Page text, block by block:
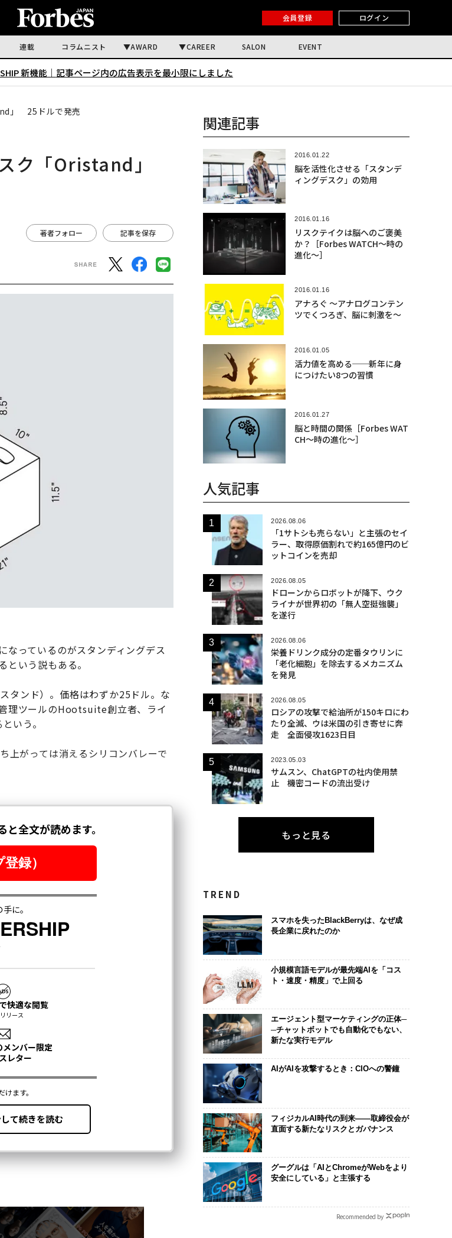
会員登録 ログイン
連載 コラムニスト AWARD CAREER SALON EVENT
新機能｜ 記事ページ内の広告表示を最小限にしました
」 25ドルで発売
スク「Oristand」
著者フォロー 記事を保存
なっているのがスタンディングデス
いう説もある。
タンド）。価格はわずか25ドル。な
理ツールのHootsuite創立者、ライ
いう。
上がっては消えるシリコンバレーで
関連記事
2016.01.22
脳を活性化させる「スタンデ
ィングデスク」の効用
2016.01.16
リスクテイクは脳へのご褒美
か？［Forbes WATCH〜時の
進化〜］
2016.01.16
アナろぐ 〜アナログコンテン
ツでくつろぎ、脳に刺激を〜
2016.01.05
活力値を高める──新年に身
につけたい8つの習慣
2016.01.27
脳と時間の関係［Forbes WAT
CH〜時の進化〜］
人気記事
2026.08.06
「1サトシも売らない」と主張のセイ
ラー、取得原価割れで約165億円のビ
ットコインを売却
2026.08.05
ドローンからロボットが降下、ウク
ライナが世界初の「無人空挺強襲」
を遂行
2026.08.06
栄養ドリンク成分の定番タウリンに
「老化細胞」を除去するメカニズム
を発見
2026.08.05
ロシアの攻撃で給油所が150キロにわ
たり全滅、ウは米国の引き寄せに奔
走 全面侵攻1623日目
2023.05.03
サムスン、ChatGPTの社内使用禁
止 機密コードの流出受け
もっと見る
TREND
スマホを失ったBlackBerryは、なぜ成
長企業に戻れたのか
小規模言語モデルが最先端AIを「コス
ト・速度・精度」で上回る
エージェント型マーケティングの正体─
─チャットボットでも自動化でもない、
新たな実行モデル
AIがAIを攻撃するとき：CIOへの警鐘
フィジカルAI時代の到来——取締役会が
直面する新たなリスクとガバナンス
グーグルは「AIとChromeがWebをより
安全にしている」と主張する
Recommended by